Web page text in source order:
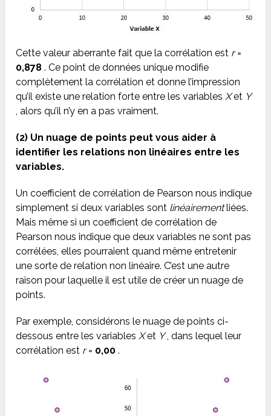
Cette valeur aberrante fait que la corrélation est r=
0,878 . Ce point de données unique modifie
complètement la corrélation et donne l’impression
qu’il existe une relation forte entre les variablesXet Y
, alors qu’il n’y en a pas vraiment.
(2) Un nuage de points peut vous aider à
identifier les relations non linéaires entre les
variables.
Un coefficient de corrélation de Pearson nous indique
simplement si deux variables sont linéairementliées.
Mais même si un coefficient de corrélation de
Pearson nous indique que deux variables ne sont pas
corrélées, elles pourraient quand même entretenir
une sorte de relation non linéaire. C’est une autre
raison pour laquelle il est utile de créer un nuage de
points.
Par exemple, considérons le nuage de points ci-
dessous entre les variablesXet Y, dans lequel leur
corrélation est r= 0,00 .